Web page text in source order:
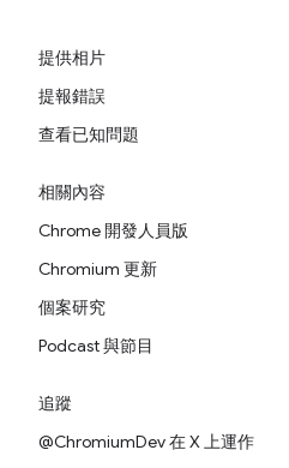
提供相片
提報錯誤
查看已知問題
相關內容
Chrome 開發人員版
Chromium 更新
個案研究
Podcast 與節目
追蹤
@ChromiumDev 在 X 上運作